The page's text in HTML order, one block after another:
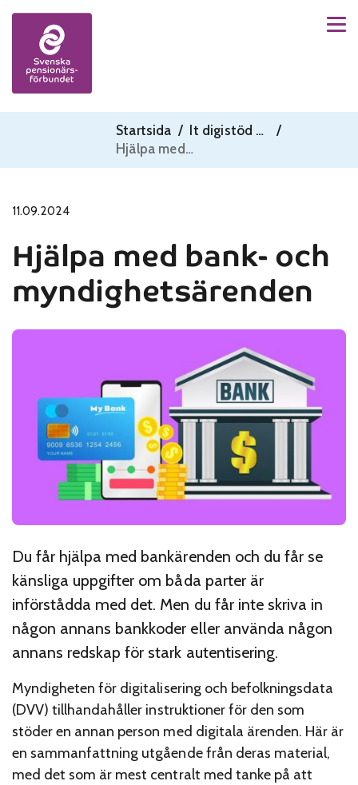
Skip to content
Startsida / It digistöd till anhöriga
/
Hjälpa med bank- och myndighetsärenden
11.09.2024
Hjälpa med bank- och
myndighetsärenden
Du får hjälpa med bankärenden och du får se
känsliga uppgifter om båda parter är
införstådda med det. Men du får inte skriva in
någon annans bankkoder eller använda någon
annans redskap för stark autentisering.
Myndigheten för digitalisering och befolkningsdata
(DVV) tillhandahåller instruktioner för den som
stöder en annan person med digitala ärenden. Här är
en sammanfattning utgående från deras material,
med det som är mest centralt med tanke på att